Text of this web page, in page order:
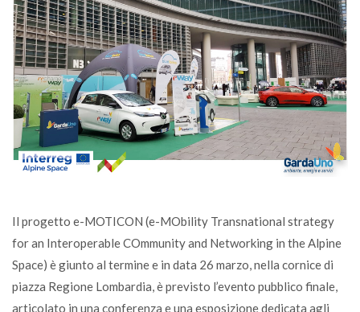
Il progetto e-MOTICON (e-MObility Transnational strategy
for an Interoperable COmmunity and Networking in the Alpine
Space) è giunto al termine e in data 26 marzo, nella cornice di
piazza Regione Lombardia, è previsto l’evento pubblico finale,
articolato in una conferenza e una esposizione dedicata agli